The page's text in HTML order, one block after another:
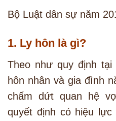
Bộ Luật dân sự năm
1. Ly hôn là gì?
Theo như quy định
hôn nhân và gia đình
chấm dứt quan hệ
quyết định có hiệu lực